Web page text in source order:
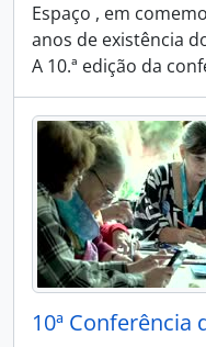
Espaço , em
anos de existência
A 10.ª edição da